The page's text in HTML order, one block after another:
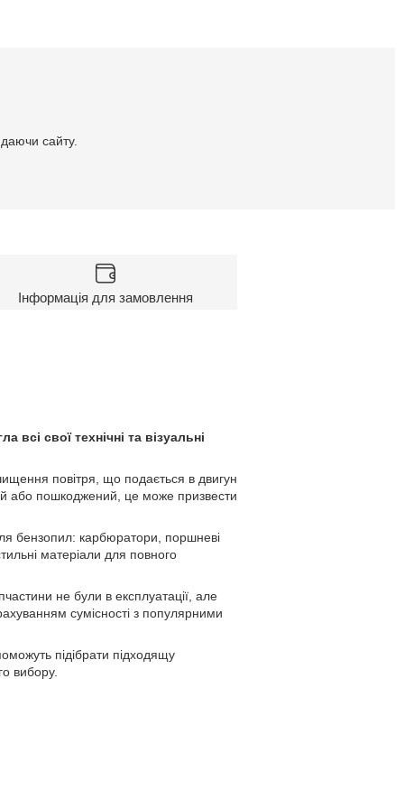
сайту.
Інформація для замовлення
свої технічні та візуальні
повітря, що подається в двигун
або пошкоджений, це може призвести
бензопил: карбюратори, поршневі
матеріали для повного
не були в експлуатації, але
сумісності з популярними
підібрати підходящу
вибору.